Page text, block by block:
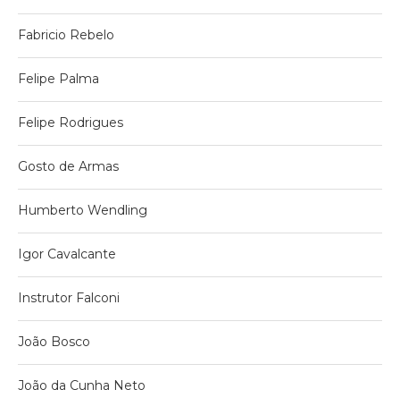
Fabricio Rebelo
Felipe Palma
Felipe Rodrigues
Gosto de Armas
Humberto Wendling
Igor Cavalcante
Instrutor Falconi
João Bosco
João da Cunha Neto